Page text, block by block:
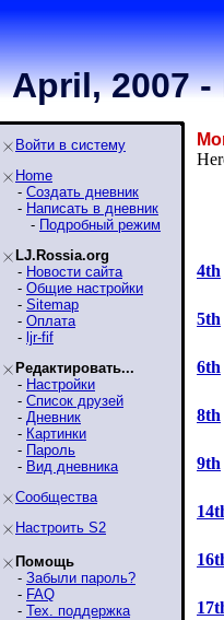
April, 2007 -
Войти в систему
Home
- Создать дневник
- Написать в дневник
- Подробный режим
LJ.Rossia.org
- Новости сайта
- Общие настройки
- Sitemap
- Оплата
- ljr-fif
Редактировать...
- Настройки
- Список друзей
- Дневник
- Картинки
- Пароль
- Вид дневника
Сообщества
Настроить S2
Помощь
- Забыли пароль?
- FAQ
- Тех. поддержка
4th
5th
6th
8th
9th